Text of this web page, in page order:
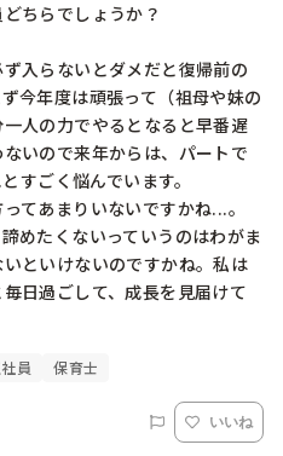
ちらでしょうか？
入らないとダメだと復帰前の
今年度は頑張って（祖母や妹の
人の力でやるとなると早番遅
いので来年からは、パートで
すごく悩んでいます。
てあまりいないですかね...。
めたくないっていうのはわがま
といけないのですかね。私は
日過ごして、成長を見届けて
員 保育士
いいね